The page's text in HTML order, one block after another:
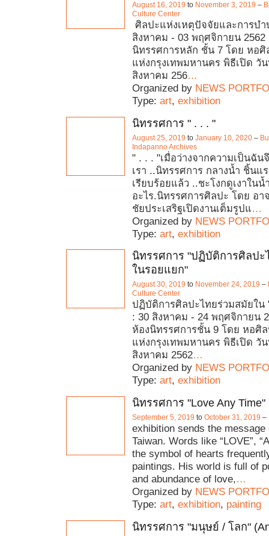
August 16, 2019 to November 3, 2019 –
Culture Center
ศิลปะแห่งเหตุปัจจัยและการบ
สิงหาคม - 03 พฤศจิกายน
นิทรรศการหลัก ชั้น 7 โดย หอ
แห่งกรุงเทพมหานคร พิธีเปิด วั
สิงหาคม 256…
Organized by NEWS
Type: art, exhibition
นิทรรศการ " . . . "
August 25, 2019 to January 10, 2020 –
Indapanno Archives‎
" . . . "เมื่อว่างจากความเป็นฉัน
เรา ..นิทรรศการ กลางน้ำ ชิ้นแ
เรียบร้อยแล้ว ..ชะโงกดูเงาใน
อะไร.นิทรรศการศิลปะ โดย อา
ชัยประเสริฐเปิดงานเต็มรูปแ…
Organized by NEWS
Type: art, exhibition
นิทรรศการ "ปฏิบัติการศิลปะ
ในรอยแยก"
August 30, 2019 to November 24, 2019 –
Culture Center
ปฏิบัติการศิลปะไทยร่วมสมัยใน
: 30 สิงหาคม - 24 พฤศจิกายน
ห้องนิทรรศการชั้น 9 โดย หอศิ
แห่งกรุงเทพมหานคร พิธีเปิด วั
สิงหาคม 2562…
Organized by NEWS
Type: art, exhibition
นิทรรศการ "Love Any Time"
September 5, 2019 to October 31, 2019 –
exhibition sends the message
Taiwan. Words like “LOVE”,
the symbol of hearts
paintings. His world is full of
and abundance of love,…
Organized by NEWS
Type: art, exhibition, painting
นิทรรศการ "มนุษย์ / โลก"